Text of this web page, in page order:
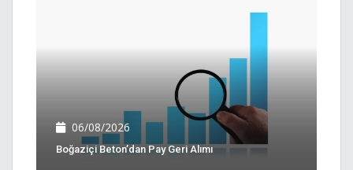
06/08/2026
Boğaziçi Beton’dan Pay Geri Alımı